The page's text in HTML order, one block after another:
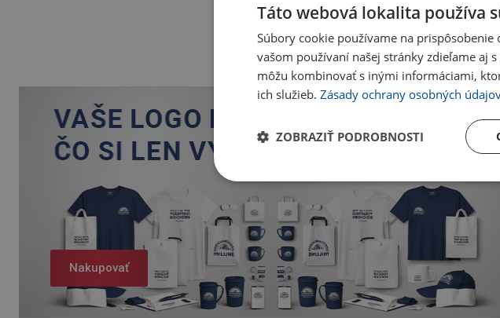
Nakupovať
Táto webová lokalita používa
Súbory cookie používame na
vašom používaní našej stránky zdieľame aj
môžu kombinovať s inými informáciami,
ich služieb. Zásady ochrany osobných
ZOBRAZIŤ PODROBNOSTI